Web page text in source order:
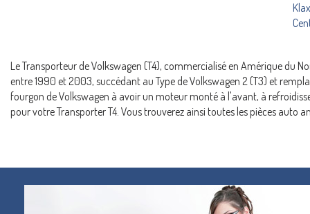
Le Transporteur de Volkswagen (T4), commercialisé en Amérique du
entre 1990 et 2003, succédant au Type de Volkswagen 2 (T3) et
fourgon de Volkswagen à avoir un moteur monté à l'avant, à
pour votre Transporter T4. Vous trouverez ainsi toutes les pièces auto